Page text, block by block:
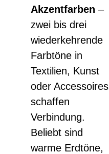
Akzentfarben –
zwei bis drei
wiederkehrende
Farbtöne in
Textilien, Kunst
oder Accessoires
schaffen
Verbindung.
Beliebt sind
warme Erdtöne,